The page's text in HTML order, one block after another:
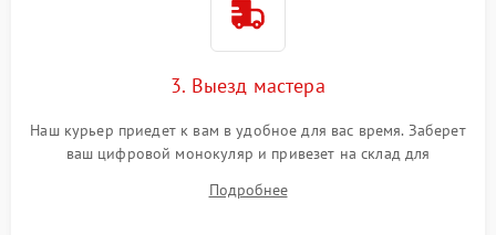
3. Выезд мастера
Наш курьер приедет к вам в удобное для вас время. Заберет
ваш цифровой монокуляр и привезет на склад для
Подробнее